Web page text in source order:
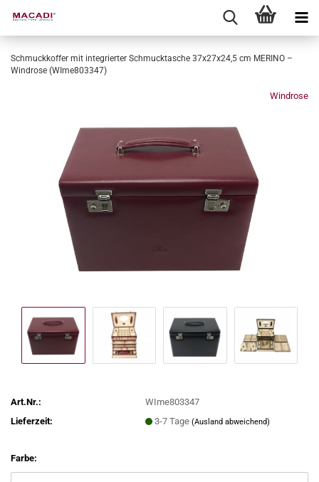
Schmuckkoffer mit integrierter Schmucktasche 37x27x24,5 cm MERINO –
Windrose (WIme803347)
Windrose
Art.Nr.:
WIme803347
Lieferzeit:
3-7 Tage(Ausland abweichend)
Farbe: